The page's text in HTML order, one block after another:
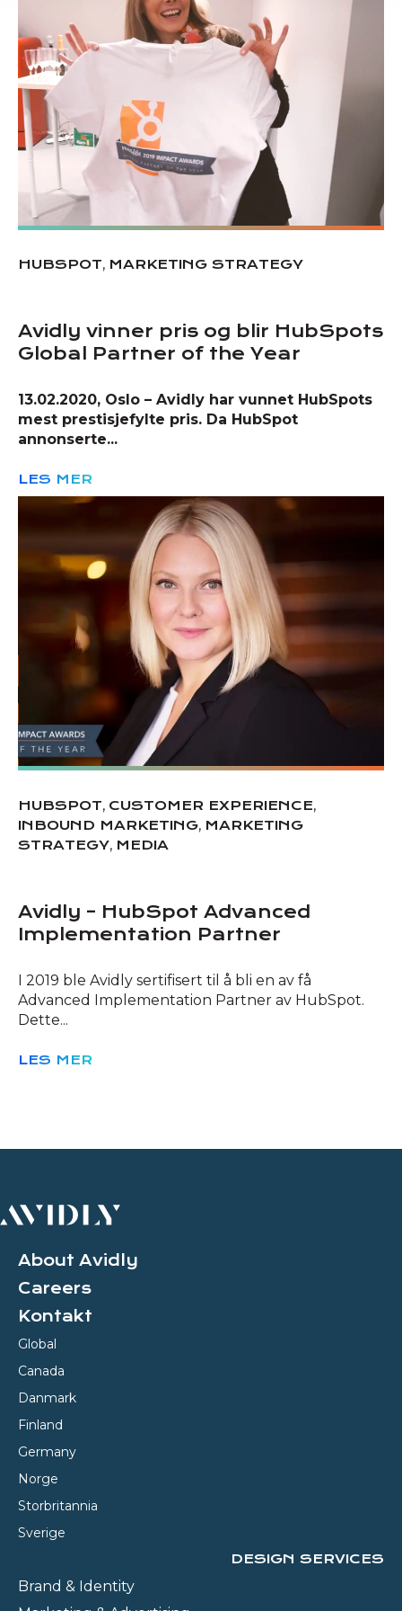
HUBSPOT, MARKETING STRATEGY
Avidly vinner pris og blir HubSpots
Global Partner of the Year
13.02.2020, Oslo – Avidly har vunnet HubSpots
mest prestisjefylte pris. Da HubSpot
annonserte...
LES MER
HUBSPOT, CUSTOMER EXPERIENCE,
INBOUND MARKETING, MARKETING
STRATEGY, MEDIA
Avidly – HubSpot Advanced
Implementation Partner
I 2019 ble Avidly sertifisert til å bli en av få
Advanced Implementation Partner av HubSpot.
Dette...
LES MER
About Avidly
Careers
Kontakt
Global
Canada
Danmark
Finland
Germany
Norge
Storbritannia
Sverige
DESIGN SERVICES
Brand & Identity